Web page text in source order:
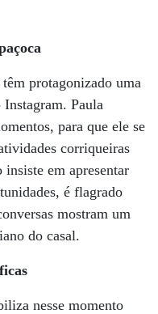
protagonizado uma
Instagram. Paula
para que ele se
corriqueiras
em apresentar
é flagrado
mostram um
do casal.
nesse momento